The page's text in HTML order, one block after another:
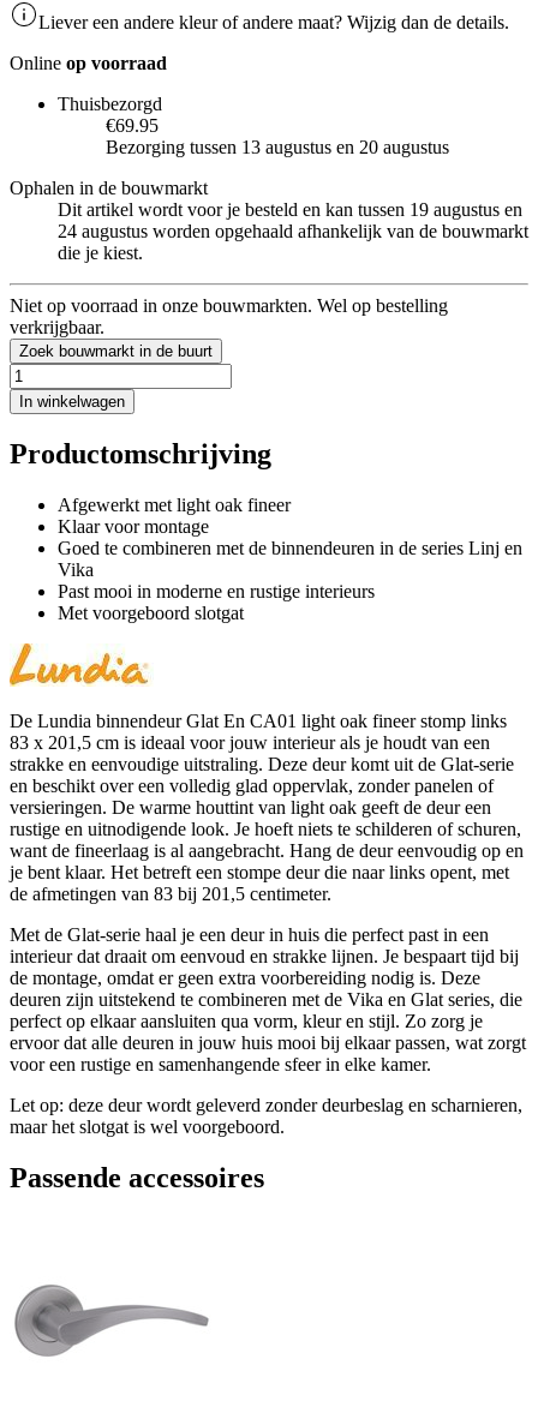
Liever een andere kleur of andere maat? Wijzig dan de details.
Online op voorraad
Thuisbezorgd
€69.95
Bezorging tussen 13 augustus en 20 augustus
Ophalen in de bouwmarkt
Dit artikel wordt voor je besteld en kan tussen 19 augustus en
24 augustus worden opgehaald afhankelijk van de bouwmarkt
die je kiest.
Niet op voorraad in onze bouwmarkten. Wel op bestelling
verkrijgbaar.
Zoek bouwmarkt in de buurt
In winkelwagen
Productomschrijving
Afgewerkt met light oak fineer
Klaar voor montage
Goed te combineren met de binnendeuren in de series Linj en
Vika
Past mooi in moderne en rustige interieurs
Met voorgeboord slotgat
De Lundia binnendeur Glat En CA01 light oak fineer stomp links
83 x 201,5 cm is ideaal voor jouw interieur als je houdt van een
strakke en eenvoudige uitstraling. Deze deur komt uit de Glat-serie
en beschikt over een volledig glad oppervlak, zonder panelen of
versieringen. De warme houttint van light oak geeft de deur een
rustige en uitnodigende look. Je hoeft niets te schilderen of schuren,
want de fineerlaag is al aangebracht. Hang de deur eenvoudig op en
je bent klaar. Het betreft een stompe deur die naar links opent, met
de afmetingen van 83 bij 201,5 centimeter.
Met de Glat-serie haal je een deur in huis die perfect past in een
interieur dat draait om eenvoud en strakke lijnen. Je bespaart tijd bij
de montage, omdat er geen extra voorbereiding nodig is. Deze
deuren zijn uitstekend te combineren met de Vika en Glat series, die
perfect op elkaar aansluiten qua vorm, kleur en stijl. Zo zorg je
ervoor dat alle deuren in jouw huis mooi bij elkaar passen, wat zorgt
voor een rustige en samenhangende sfeer in elke kamer.
Let op: deze deur wordt geleverd zonder deurbeslag en scharnieren,
maar het slotgat is wel voorgeboord.
Passende accessoires